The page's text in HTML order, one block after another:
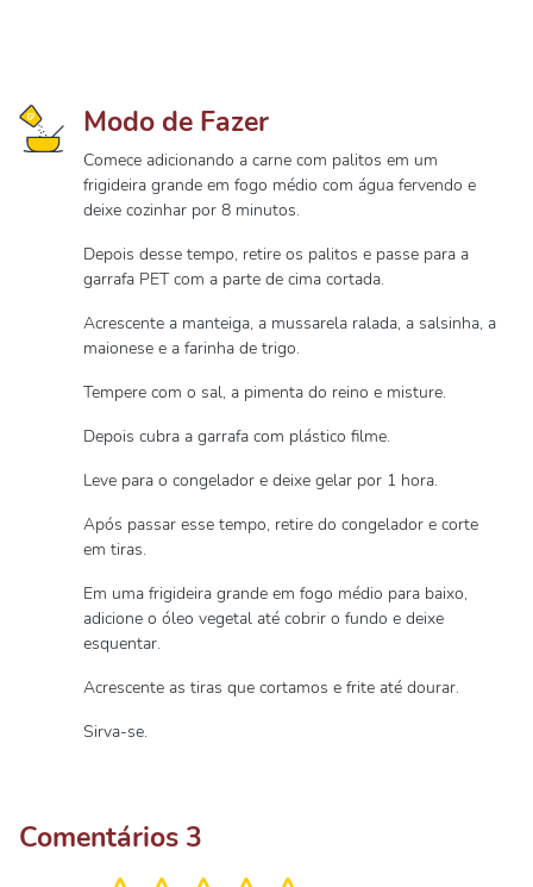
Modo de Fazer
Comece adicionando a carne com palitos em um
frigideira grande em fogo médio com água fervendo e
deixe cozinhar por 8 minutos.
Depois desse tempo, retire os palitos e passe para a
garrafa PET com a parte de cima cortada.
Acrescente a manteiga, a mussarela ralada, a salsinha, a
maionese e a farinha de trigo.
Tempere com o sal, a pimenta do reino e misture.
Depois cubra a garrafa com plástico filme.
Leve para o congelador e deixe gelar por 1 hora.
Após passar esse tempo, retire do congelador e corte
em tiras.
Em uma frigideira grande em fogo médio para baixo,
adicione o óleo vegetal até cobrir o fundo e deixe
esquentar.
Acrescente as tiras que cortamos e frite até dourar.
Sirva-se.
Comentários 3